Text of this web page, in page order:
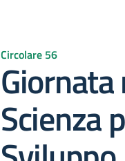
Circolare 56
Scienza